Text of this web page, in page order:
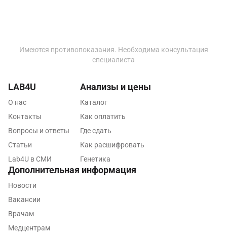
Кемерово
Коломна
Кострома
Имеются противопоказания. Необходима консультация
специалиста
LAB4U
О нас
Контакты
Вопросы и ответы
Статьи
Lab4U в СМИ
Анализы и цены
Каталог
Как оплатить
Где сдать
Как расшифровать
Генетика
Дополнительная информация
Новости
Вакансии
Врачам
Медцентрам